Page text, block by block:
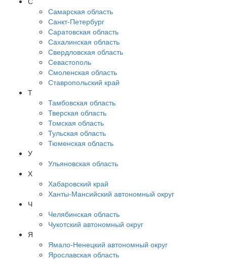
Самарская область
Санкт-Петербург
Саратовская область
Сахалинская область
Свердловская область
Севастополь
Смоленская область
Ставропольский край
Т
Тамбовская область
Тверская область
Томская область
Тульская область
Тюменская область
У
Ульяновская область
Х
Хабаровский край
Ханты-Мансийский автономный округ
Ч
Челябинская область
Чукотский автономный округ
Я
Ямало-Ненецкий автономный округ
Ярославская область